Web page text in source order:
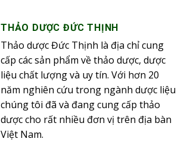
THẢO DƯỢC ĐỨC THỊNH
Thảo dược Đức Thịnh là địa chỉ cung
cấp các sản phẩm về thảo dược, dược
liệu chất lượng và uy tín. Với hơn 20
năm nghiên cứu trong ngành dược liệu
chúng tôi đã và đang cung cấp thảo
dược cho rất nhiều đơn vị trên địa bàn
Việt Nam.